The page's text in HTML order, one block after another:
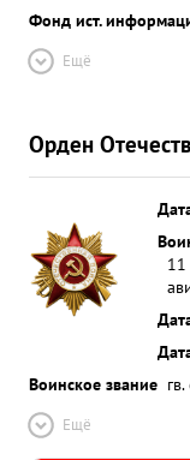
Фонд ист.
Ещё
Орден
Воинское звание
Ещё